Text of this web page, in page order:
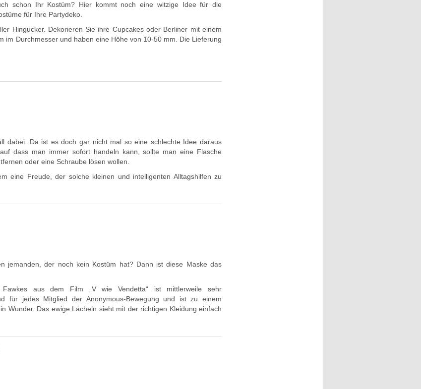
schon Ihr Kostüm? Hier kommt noch eine witzige Idee für die
für Ihre Partydeko.
Hingucker. Dekorieren Sie ihre Cupcakes oder Berliner mit einem
im Durchmesser und haben eine Höhe von 10-50 mm. Die Lieferung
dabei. Da ist es doch gar nicht mal so eine schlechte Idee daraus
dass man immer sofort handeln kann, sollte man eine Flasche
oder eine Schraube lösen wollen.
eine Freude, der solche kleinen und intelligenten Alltagshilfen zu
jemanden, der noch kein Kostüm hat? Dann ist diese Maske das
aus dem Film „V wie Vendetta“ ist mittlerweile sehr
für jedes Mitglied der Anonymous-Bewegung und ist zu einem
Wunder. Das ewige Lächeln sieht mit der richtigen Kleidung einfach